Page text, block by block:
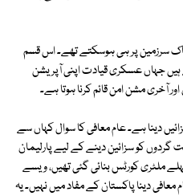
سرزمین پر ہی ہوسکتے تھے۔ اس قسم
جہاں عسکری قیادت اپنی آپریشن
آخری مشن امن قائم کرنا ہوتا ہے۔
دینا ہے۔ عام معافی کا سوال کہاں سے
کو سزائین دینے کے لیے پارلیمان
ملٹری کورٹس بنائی گئی تھیں، ویسے
معافی دینا پاکستان کے مفاد میں نہیں۔ یہ